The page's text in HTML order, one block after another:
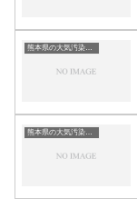
熊本県の大気汚染・PM2.5・黄砂・エアロゾルの数値
熊本県の大気汚染・PM2.5・黄砂・エアロゾルの数値